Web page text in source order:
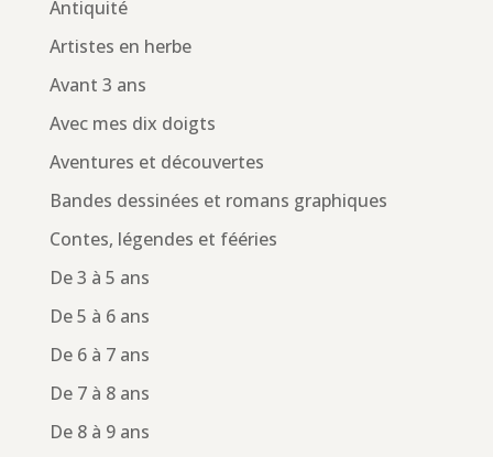
Antiquité
Artistes en herbe
Avant 3 ans
Avec mes dix doigts
Aventures et découvertes
Bandes dessinées et romans graphiques
Contes, légendes et fééries
De 3 à 5 ans
De 5 à 6 ans
De 6 à 7 ans
De 7 à 8 ans
De 8 à 9 ans